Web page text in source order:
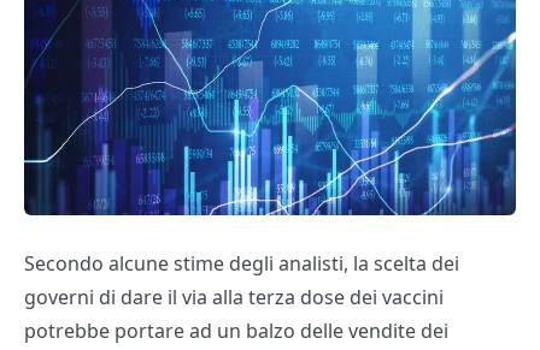
Secondo alcune stime degli analisti, la scelta dei
governi di dare il via alla terza dose dei vaccini
potrebbe portare ad un balzo delle vendite dei